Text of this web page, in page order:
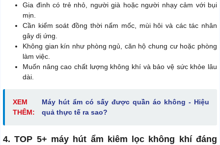
Gia đình có trẻ nhỏ, người già hoặc người nhạy cảm với bụi
mịn.
Cần kiểm soát đồng thời nấm mốc, mùi hôi và các tác nhân
gây dị ứng.
Không gian kín như phòng ngủ, căn hộ chung cư hoặc phòng
làm việc.
Muốn nâng cao chất lượng không khí và bảo vệ sức khỏe lâu
dài.
XEM
THÊM:
Máy hút ẩm có sấy được quần áo không - Hiệu
quả thực tế ra sao?
4. TOP 5+ máy hút ẩm kiêm lọc không khí đáng